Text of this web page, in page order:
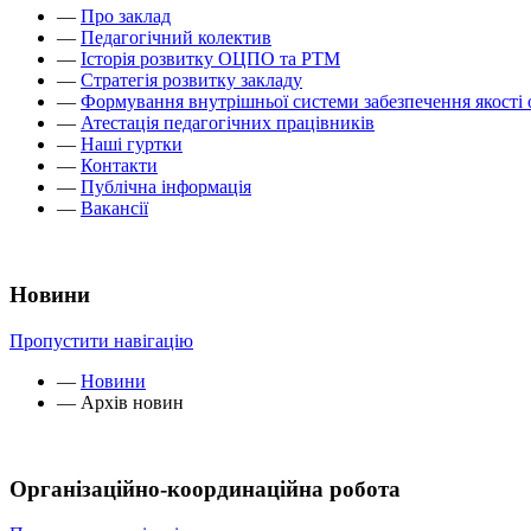
— Про заклад
— Педагогічний колектив
— Історія розвитку ОЦПО та РТМ
— Стратегія розвитку закладу
— Формування внутрішньої системи забезпечення якості
— Атестація педагогічних працівників
— Наші гуртки
— Контакти
— Публічна інформація
— Вакансії
Новини
Пропустити навігацію
— Новини
— Архів новин
Організаційно-координаційна робота